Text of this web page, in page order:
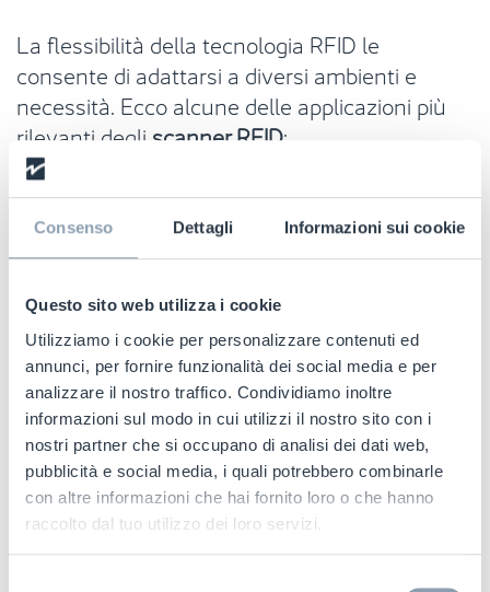
Consenso Dettagli Informazioni sui cookie
Questo sito web utilizza i cookie
Utilizziamo i cookie per personalizzare contenuti ed
annunci, per fornire funzionalità dei social media e per
analizzare il nostro traffico. Condividiamo inoltre
informazioni sul modo in cui utilizzi il nostro sito con i
nostri partner che si occupano di analisi dei dati web,
pubblicità e social media, i quali potrebbero combinarle
con altre informazioni che hai fornito loro o che hanno
raccolto dal tuo utilizzo dei loro servizi.
La flessibilità della tecnologia RFID le
consente di adattarsi a diversi ambienti e
necessità. Ecco alcune delle applicazioni più
rilevanti degli scanner RFID:
fondamentali per la gestione del flusso di
merci lungo la supply chain, consentono
monitorare le condizioni dei prodotti in
transito (come nella logistica a
temperatura controllata) e controllare
l’accesso ai magazzini.
Retail: l’RFID sta trasformando la gestione
dell’inventario nei negozi, fornendodati in
tempo reale sui livelli di stock, riducendo
le situazioni di esaurimento scorte e